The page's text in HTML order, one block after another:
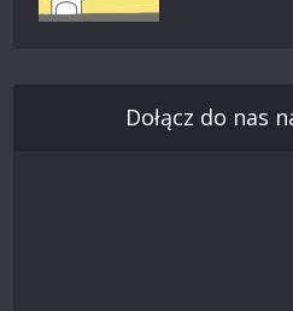
Dołącz do nas